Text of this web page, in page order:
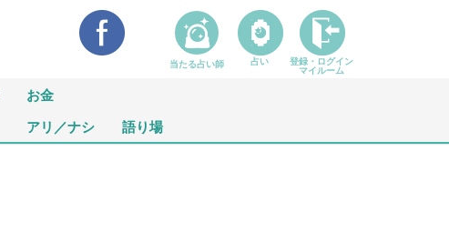
お金
アリ／ナシ 語り場
当たる占い師 占い
登録・ログイン
マイルーム